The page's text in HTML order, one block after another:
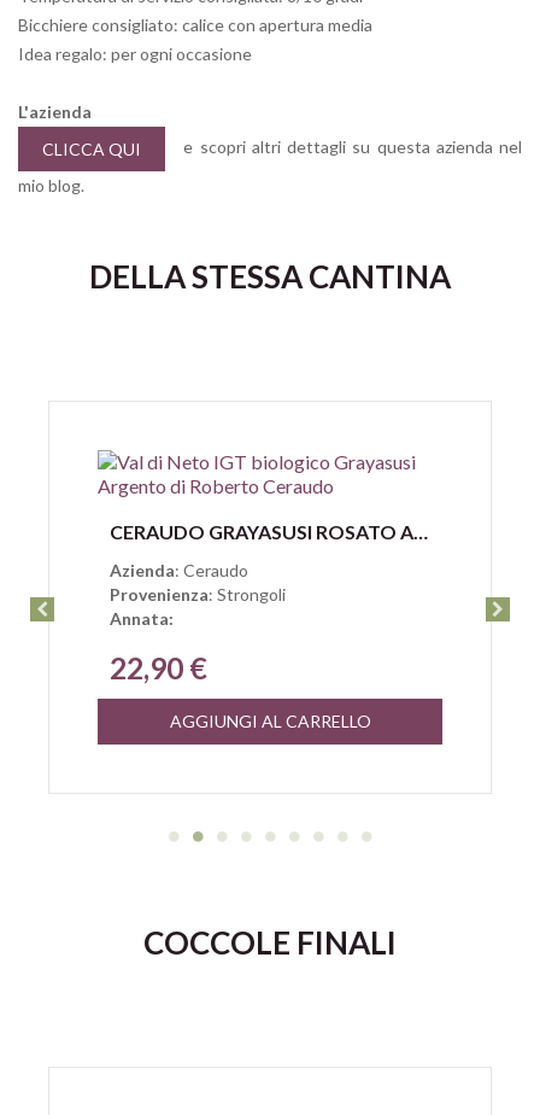
Bicchiere consigliato: calice con apertura media
Idea regalo: per ogni occasione
L'azienda
CLICCA QUI
e scopri altri dettagli su questa azienda nel
mio blog.
DELLA STESSA CANTINA
Anteprima CERAUDO GRAYASUSI ROSATO ARGENTO VAL DI NETO IGT
Azienda: Ceraudo
Provenienza: Strongoli
Annata:
22,90 €
AGGIUNGI AL CARRELLO
COCCOLE FINALI